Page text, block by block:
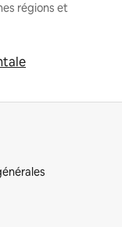
régions et